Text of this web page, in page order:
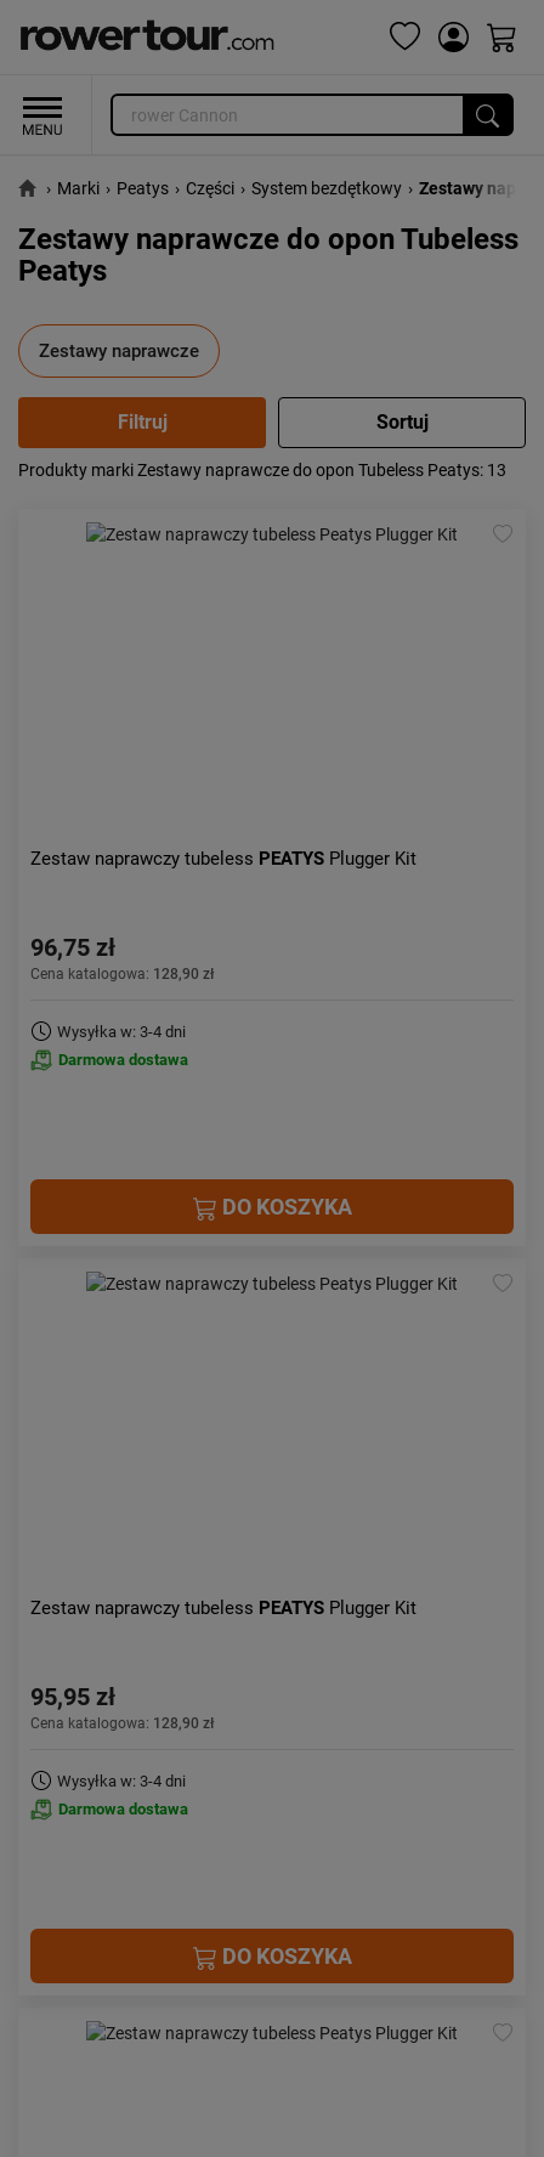
› Marki › Peatys › Części › System bezdętkowy › Zestawy
Zestawy naprawcze do opon Tubeless
Peatys
Zestawy naprawcze
Popularność:
największa
od najwyższej
Produkty marki Zestawy naprawcze do opon Tubeless Peatys: 13
Zestaw naprawczy tubeless PEATYS Plugger Kit
96,75 zł
Cena katalogowa: 128,90 zł
Wysyłka w: 3-4 dni
Darmowa dostawa
DO KOSZYKA
Zestaw naprawczy tubeless PEATYS Plugger Kit
95,95 zł
Cena katalogowa: 128,90 zł
Wysyłka w: 3-4 dni
Darmowa dostawa
DO KOSZYKA